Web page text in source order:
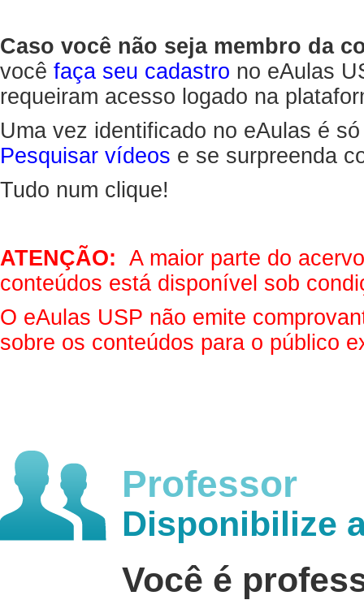
Caso você não seja membro da
você faça seu cadastro no eAulas
requeiram acesso logado na
Uma vez identificado no eAulas é
Pesquisar vídeos e se surpreenda
Tudo num clique!
ATENÇÃO: A maior parte do
conteúdos está disponível sob
O eAulas USP não emite
sobre os conteúdos para o público
Professor
Disponibilize
Você é